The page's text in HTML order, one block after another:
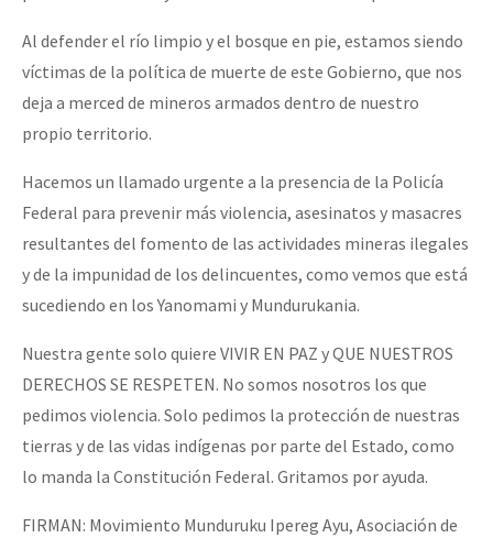
Al defender el río limpio y el bosque en pie, estamos siendo
víctimas de la política de muerte de este Gobierno, que nos
deja a merced de mineros armados dentro de nuestro
propio territorio.
Hacemos un llamado urgente a la presencia de la Policía
Federal para prevenir más violencia, asesinatos y masacres
resultantes del fomento de las actividades mineras ilegales
y de la impunidad de los delincuentes, como vemos que está
sucediendo en los Yanomami y Mundurukania.
Nuestra gente solo quiere VIVIR EN PAZ y QUE NUESTROS
DERECHOS SE RESPETEN. No somos nosotros los que
pedimos violencia. Solo pedimos la protección de nuestras
tierras y de las vidas indígenas por parte del Estado, como
lo manda la Constitución Federal. Gritamos por ayuda.
FIRMAN: Movimiento Munduruku Ipereg Ayu, Asociación de